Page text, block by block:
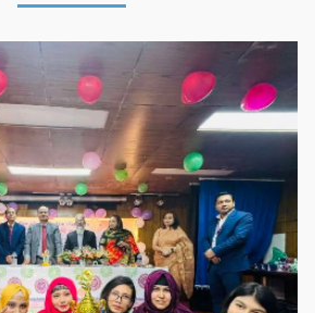
গৌরবের মুহূর্ত
গৌরবের মুহূর্ত